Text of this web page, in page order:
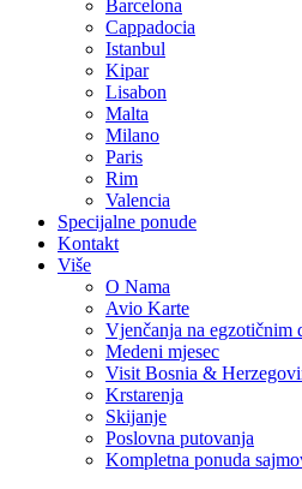
Barcelona
Cappadocia
Istanbul
Kipar
Lisabon
Malta
Milano
Paris
Rim
Valencia
Specijalne ponude
Kontakt
Više
O Nama
Avio Karte
Vjenčanja na egzotičnim
Medeni mjesec
Visit Bosnia &
Krstarenja
Skijanje
Poslovna putovanja
Kompletna ponuda